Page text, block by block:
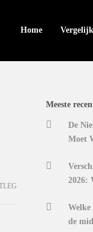
Home
Meeste
De
Moet
2026:
de